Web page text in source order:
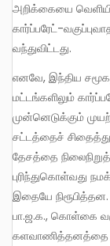
அறிக்கையை
கார்ப்பரேட்-
வந்துவிட்டது.
எனவே, இந்திய சமூகத்தில், பொது வாழ்க்கையின் அனைத்து
மட்டங்களிலும்
முன்னெடுக்கும்
சட்டத்தைச்
தேசத்தை
புரிந்துகொள்வது
இதையே
பா.ஜ.க., கொள்கை
களவாணித்தனத்தை